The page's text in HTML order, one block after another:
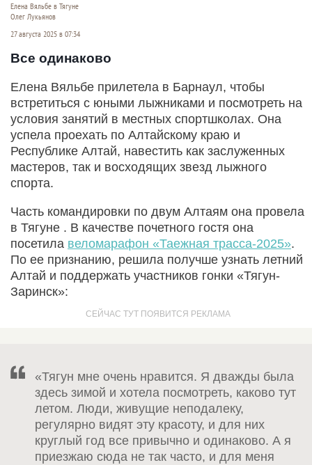
Елена Вяльбе в Тягуне
Олег Лукьянов
27 августа 2025 в 07:34
Все одинаково
Елена Вяльбе прилетела в Барнаул, чтобы
встретиться с юными лыжниками и посмотреть на
условия занятий в местных спортшколах. Она
успела проехать по Алтайскому краю и
Республике Алтай, навестить как заслуженных
мастеров, так и восходящих звезд лыжного
спорта.
Часть командировки по двум Алтаям она провела
в Тягуне . В качестве почетного гостя она
посетила веломарафон «Таежная трасса-2025».
По ее признанию, решила получше узнать летний
Алтай и поддержать участников гонки «Тягун-
Заринск»:
«Тягун мне очень нравится. Я дважды была
здесь зимой и хотела посмотреть, каково тут
летом. Люди, живущие неподалеку,
регулярно видят эту красоту, и для них
круглый год все привычно и одинаково. А я
приезжаю сюда не так часто, и для меня